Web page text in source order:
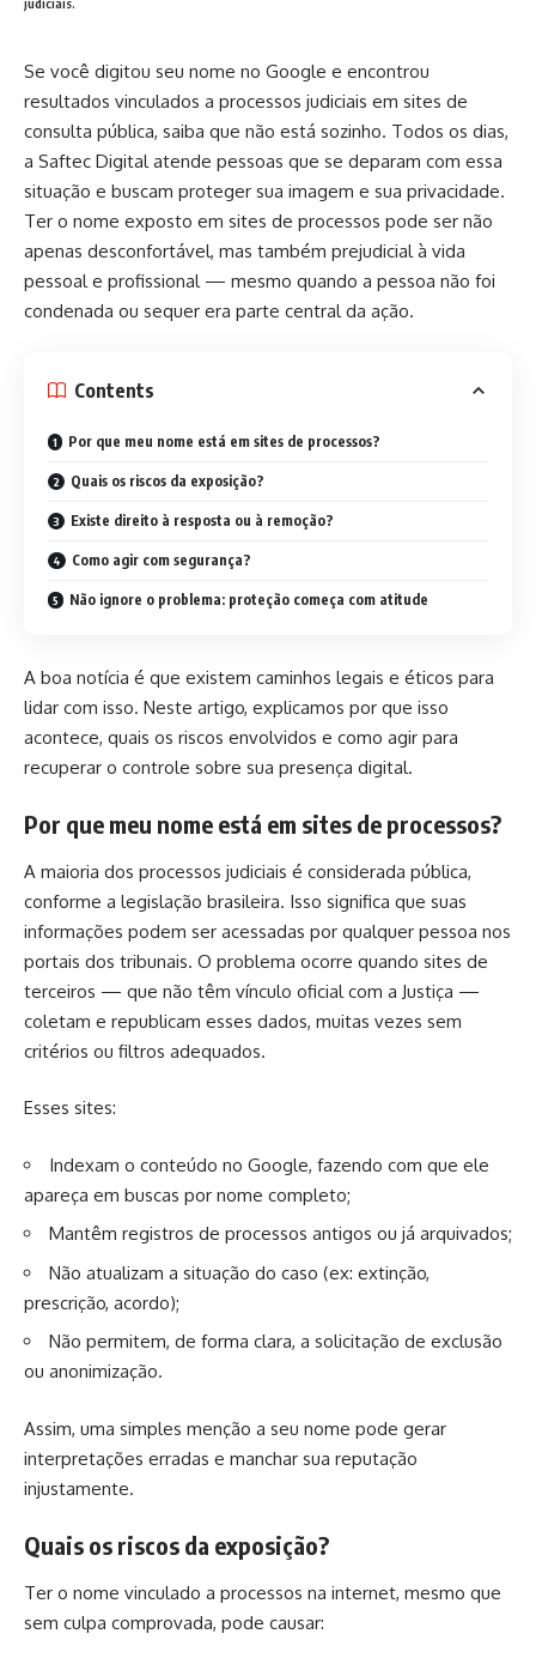
Se você digitou seu nome no Google e encontrou
resultados vinculados a processos judiciais em sites de
consulta pública, saiba que não está sozinho. Todos os dias,
a Saftec Digital atende pessoas que se deparam com essa
situação e buscam proteger sua imagem e sua privacidade.
Ter o nome exposto em sites de processos pode ser não
apenas desconfortável, mas também prejudicial à vida
pessoal e profissional — mesmo quando a pessoa não foi
condenada ou sequer era parte central da ação.
Contents
Por que meu nome está em sites de processos?
Quais os riscos da exposição?
Existe direito à resposta ou à remoção?
Como agir com segurança?
Não ignore o problema: proteção começa com atitude
A boa notícia é que existem caminhos legais e éticos para
lidar com isso. Neste artigo, explicamos por que isso
acontece, quais os riscos envolvidos e como agir para
recuperar o controle sobre sua presença digital.
Por que meu nome está em sites de processos?
A maioria dos processos judiciais é considerada pública,
conforme a legislação brasileira. Isso significa que suas
informações podem ser acessadas por qualquer pessoa nos
portais dos tribunais. O problema ocorre quando sites de
terceiros — que não têm vínculo oficial com a Justiça —
coletam e republicam esses dados, muitas vezes sem
critérios ou filtros adequados.
Esses sites:
Indexam o conteúdo no Google, fazendo com que ele
apareça em buscas por nome completo;
Mantêm registros de processos antigos ou já arquivados;
Não atualizam a situação do caso (ex: extinção,
prescrição, acordo);
Não permitem, de forma clara, a solicitação de exclusão
ou anonimização.
Assim, uma simples menção a seu nome pode gerar
interpretações erradas e manchar sua reputação
injustamente.
Quais os riscos da exposição?
Ter o nome vinculado a processos na internet, mesmo que
sem culpa comprovada, pode causar: